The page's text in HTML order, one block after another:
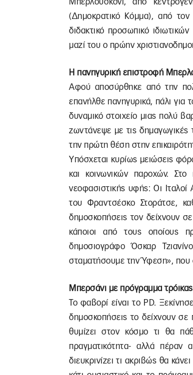
Μπερλουσκόνι, από
(Δημοκρατικό Κόμμα), από τον
διδακτικό προσωπικό
μαζί του ο πρώην
Η πανηγυρική επιστροφή
Αφού αποσύρθηκε από την
επανήλθε πανηγυρικά, πάλι για
δυναμικό στοιχείο μιας πολύ
ζωντάνεψε με τις
την πρώτη θέση στην
Υπόσχεται κυρίως μειώσεις
και κοινωνικών παροχών.
νεοφασιστικής υφής: Οι
του Φραντσέσκο Στοράτσε,
δημοσκοπήσεις τον δείχνουν
κάποιοι από τους οποίους
δημοσιογράφο Όσκαρ
σταματήσουμε την Ύφεση», που
Μπερσάνι με πρόγραμμα τρόικας
Το φαβορί είναι το PD.
δημοσκοπήσεις το δείχνουν σε
θυμίζει στον κόσμο τι θα
πραγματικότητα- αλλά πέραν
διευκρινίζει τι ακριβώς θα